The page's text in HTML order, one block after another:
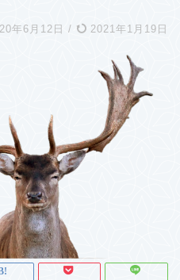
年6月12日 / 2021年1月19日